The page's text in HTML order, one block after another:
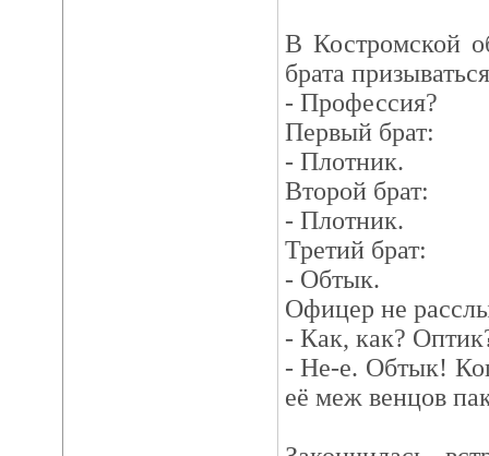
В Костромской
брата
- Профессия?
Первый брат:
- Плотник.
Второй брат:
- Плотник.
Третий брат:
- Обтык.
Офицер не
- Как, как?
- Не-е. Обтык!
её меж венцов